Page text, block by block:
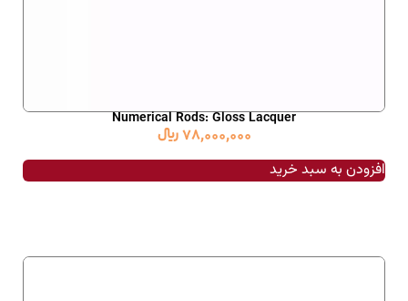
Numerical Rods: Gloss Lacquer
78,000,000 ﷼
افزودن به سبد خرید